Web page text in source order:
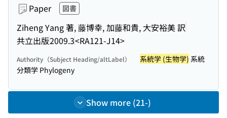
Paper 図書
Ziheng Yang 著, 藤博幸, 加藤和貴, 大安裕美 訳
共立出版2009.3<RA121-J14>
Authority（Subject Heading/altLabel） 系統学 (生物学) 系統
分類学 Phylogeny
Show more (21-)